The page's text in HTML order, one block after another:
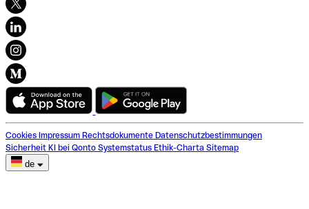
Cookies Impressum Rechtsdokumente Datenschutzbestimmungen
Sicherheit KI bei Qonto Systemstatus Ethik-Charta Sitemap
de